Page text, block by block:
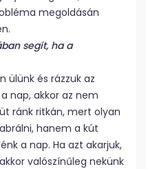
megoldásán
segít, ha a
ülünk és rázzuk az
nap, akkor az nem
ránk ritkán, mert olyan
hanem a kút
a nap. Ha azt akarjuk,
valószínűleg nekünk